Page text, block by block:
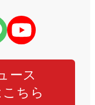
ース
ちら